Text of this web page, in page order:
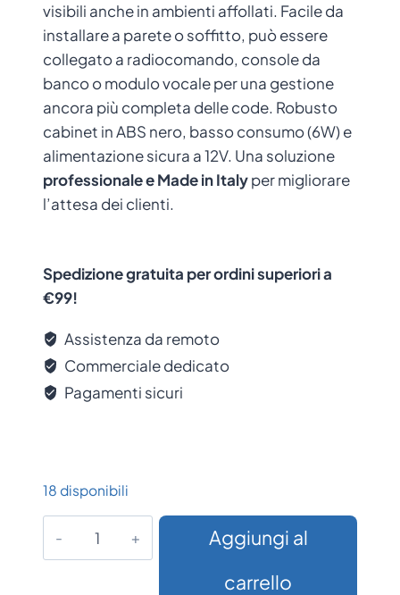
visibili anche in ambienti affollati. Facile da
installare a parete o soffitto, può essere
collegato a radiocomando, console da
banco o modulo vocale per una gestione
ancora più completa delle code. Robusto
cabinet in ABS nero, basso consumo (6W) e
alimentazione sicura a 12V. Una soluzione
professionale e Made in Italyper migliorare
l’attesa dei clienti.
Spedizione gratuita per ordini superiori a
€99!
Assistenza da remoto
Commerciale dedicato
Pagamenti sicuri
18 disponibili
Eliminacode
Aggiungi al
carrello